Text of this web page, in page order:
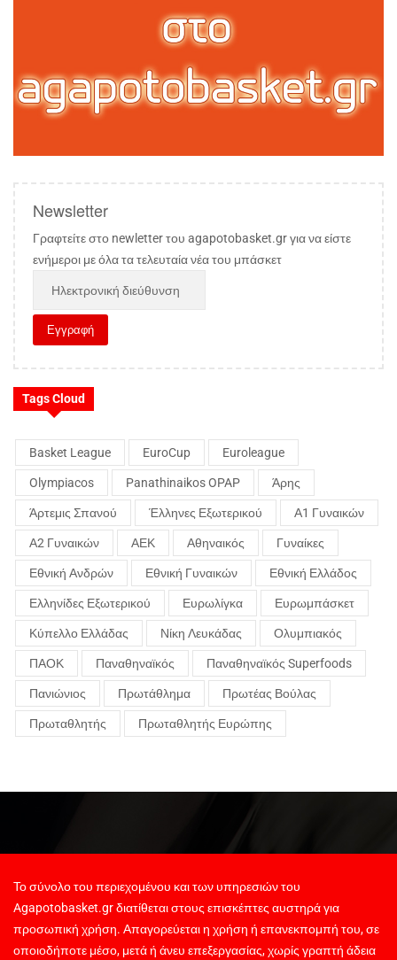
Newsletter
Γραφτείτε στο newletter του agapotobasket.gr για να είστε
ενήμεροι με όλα τα τελευταία νέα του μπάσκετ
Tags Cloud
Basket League EuroCup Euroleague
Olympiacos Panathinaikos OPAP Άρης
Άρτεμις Σπανού Έλληνες Εξωτερικού Α1 Γυναικών
Α2 Γυναικών ΑΕΚ Αθηναικός Γυναίκες
Εθνική Ανδρών Εθνική Γυναικών Εθνική Ελλάδος
Ελληνίδες Εξωτερικού Ευρωλίγκα Ευρωμπάσκετ
Κύπελλο Ελλάδας Νίκη Λευκάδας Ολυμπιακός
ΠΑΟΚ Παναθηναϊκός Παναθηναϊκός Superfoods
Πανιώνιος Πρωτάθλημα Πρωτέας Βούλας
Πρωταθλητής Πρωταθλητής Ευρώπης
Το σύνολο του περιεχομένου και των υπηρεσιών του
Agapotobasket.gr διατίθεται στους επισκέπτες αυστηρά για
προσωπική χρήση. Απαγορεύεται η χρήση ή επανεκπομπή του, σε
οποιοδήποτε μέσο, μετά ή άνευ επεξεργασίας, χωρίς γραπτή άδεια